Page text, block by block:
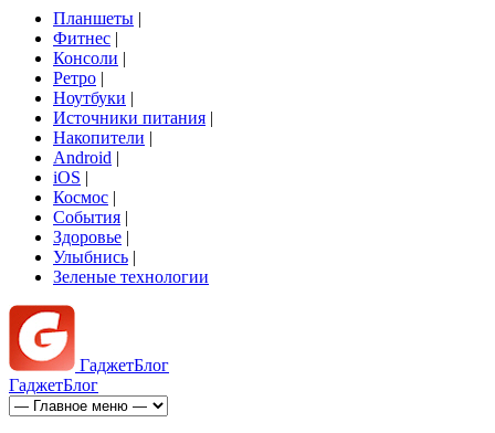
Планшеты |
Фитнес |
Консоли |
Ретро |
Ноутбуки |
Источники питания |
Накопители |
Android |
iOS |
Космос |
События |
Здоровье |
Улыбнись |
Зеленые технологии
ГаджетБлог
ГаджетБлог